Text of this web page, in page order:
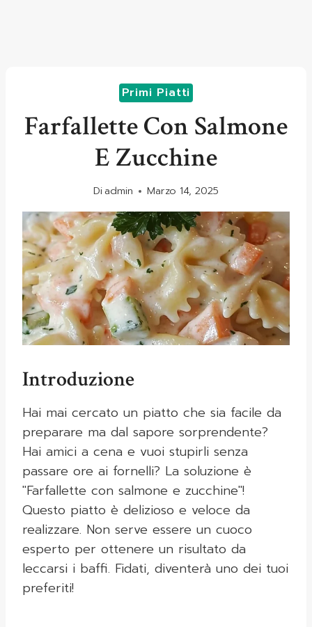
Primi Piatti
Farfallette Con Salmone
E Zucchine
Diadmin Marzo 14, 2025
Introduzione
Hai mai cercato un piatto che sia facile da
preparare ma dal sapore sorprendente?
Hai amici a cena e vuoi stupirli senza
passare ore ai fornelli? La soluzione è
"Farfallette con salmone e zucchine"!
Questo piatto è delizioso e veloce da
realizzare. Non serve essere un cuoco
esperto per ottenere un risultato da
leccarsi i baffi. Fidati, diventerà uno dei tuoi
preferiti!